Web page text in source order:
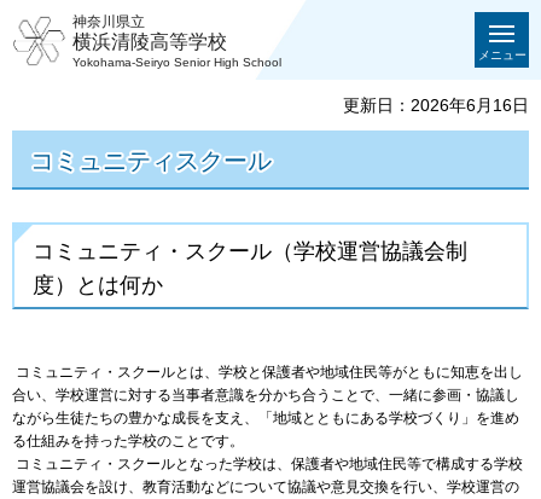
神奈川県立
横浜清陵高等学校
Yokohama-Seiryo Senior High School
メニュー
更新日：2026年6月16日
コミュニティスクール
コミュニティ・スクール（学校運営協議会制
度）とは何か
コミュニティ・スクールとは、学校と保護者や地域住民等がともに知恵を出し
合い、学校運営に対する当事者意識を分かち合うことで、一緒に参画・協議し
ながら生徒たちの豊かな成長を支え、「地域とともにある学校づくり」を進め
る仕組みを持った学校のことです。
コミュニティ・スクールとなった学校は、保護者や地域住民等で構成する学校
運営協議会を設け、教育活動などについて協議や意見交換を行い、学校運営の